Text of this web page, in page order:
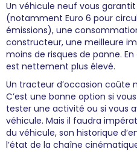
Un véhicule neuf vous
(notamment Euro 6 pour
émissions), une
constructeur, une meilleure
moins de risques de panne.
est nettement plus élevé.
Un tracteur d’occasion coûte
C’est une bonne option si
tester une activité ou si vous
véhicule. Mais il faudra
du véhicule, son historique
l’état de la chaîne